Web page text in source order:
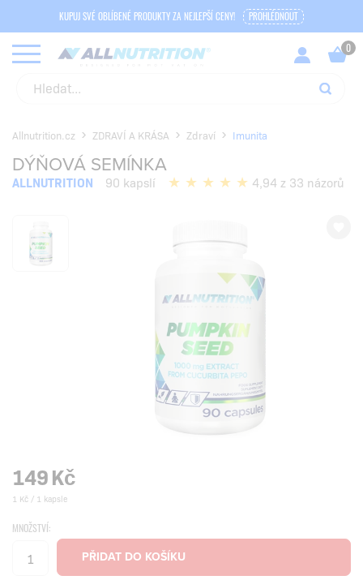
KUPUJ SVÉ OBLÍBENÉ PRODUKTY ZA NEJLEPŠÍ CENY! PROHLÉDNOUT
Allnutrition.cz ZDRAVÍ A KRÁSA Zdraví Imunita
DÝŇOVÁ SEMÍNKA
ALLNUTRITION 90 kapslí 4,94 z 33 názorů
149Kč
1 Kč / 1 kapsle
MNOŽSTVÍ: